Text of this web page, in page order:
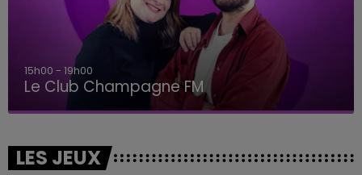
15h00 - 19h00
Le Club Champagne FM
LES JEUX